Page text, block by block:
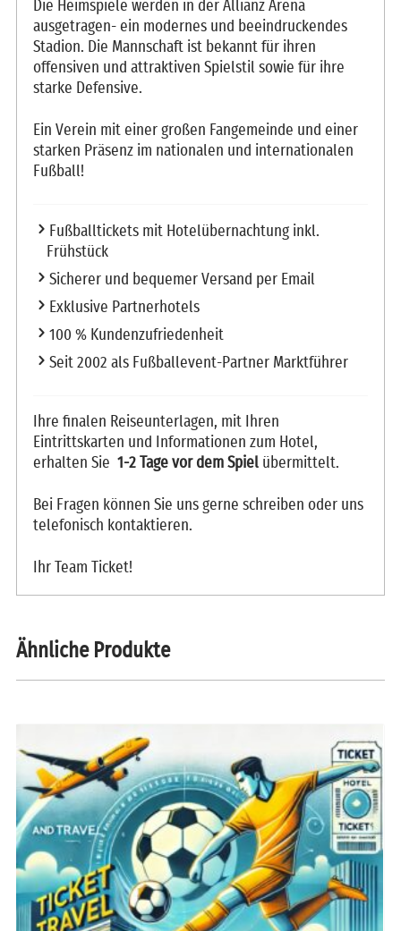
Die Heimspiele werden in der Allianz Arena
ausgetragen- ein modernes und beeindruckendes
Stadion. Die Mannschaft ist bekannt für ihren
offensiven und attraktiven Spielstil sowie für ihre
starke Defensive.
Ein Verein mit einer großen Fangemeinde und einer
starken Präsenz im nationalen und internationalen
Fußball!
Fußballtickets mit Hotelübernachtung inkl.
Frühstück
Sicherer und bequemer Versand per Email
Exklusive Partnerhotels
100 % Kundenzufriedenheit
Seit 2002 als Fußballevent-Partner Marktführer
Ihre finalen Reiseunterlagen, mit Ihren
Eintrittskarten und Informationen zum Hotel,
erhalten Sie 1-2 Tage vor dem Spiel übermittelt.
Bei Fragen können Sie uns gerne schreiben oder uns
telefonisch kontaktieren.
Ihr Team Ticket!
Ähnliche Produkte